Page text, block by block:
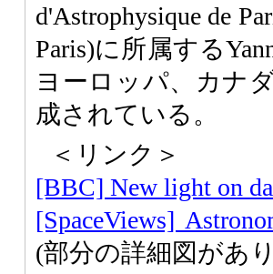
d'Astrophysique de
Paris)に所属する
ヨーロッパ、カナ
成されている。
＜リンク＞
[BBC] New light on
[SpaceViews]
(部分の詳細図があ